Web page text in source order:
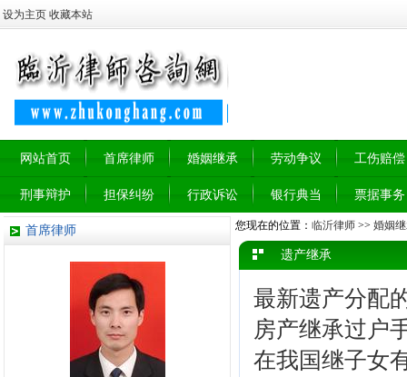
设为主页 收藏本站
网站首页 首席律师 婚姻继承 劳动争议 工伤赔偿
刑事辩护 担保纠纷 行政诉讼 银行典当 票据事务
首席律师 您现在的位置： 临沂律师 >> 婚姻
遗产继承
最新遗产分配
房产继承过户
在我国继子女